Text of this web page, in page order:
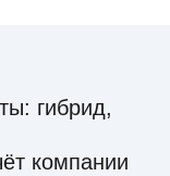
гибрид,
компании